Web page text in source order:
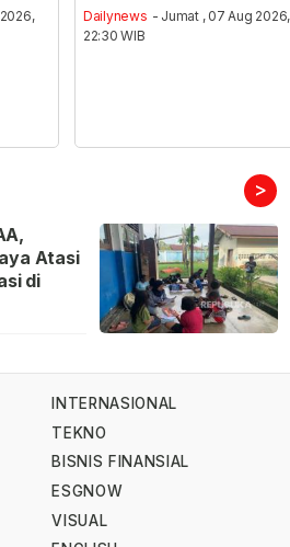
Dailynews - Jumat , 07 Aug 2026,
22:30 WIB
>
Atasi
di
INTERNASIONAL
TEKNO
BISNIS FINANSIAL
ESGNOW
VISUAL